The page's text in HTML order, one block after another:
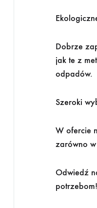
Dobrze
jak te z
odpadów.
Szeroki
W ofercie
zarówno
Odwiedź
potrzebom!